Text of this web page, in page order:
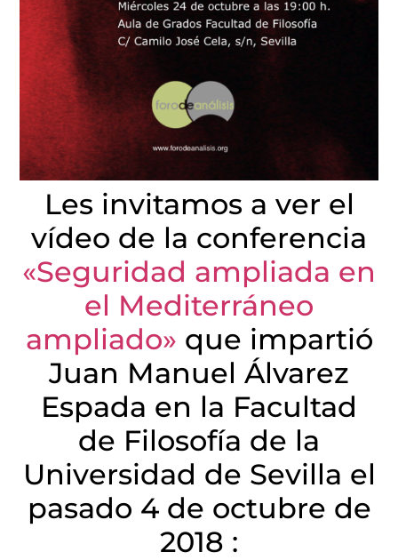
Les invitamos a ver el
vídeo de la conferencia
«Seguridad ampliada en
el Mediterráneo
ampliado» que impartió
Juan Manuel Álvarez
Espada en la Facultad
de Filosofía de la
Universidad de Sevilla el
pasado 4 de octubre de
2018 :